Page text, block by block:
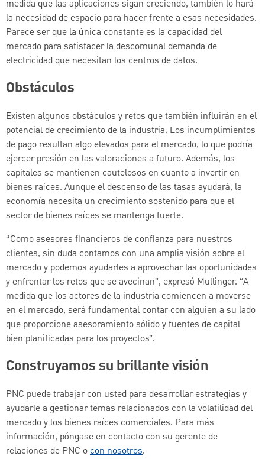
medida que las aplicaciones sigan creciendo, también lo hará
la necesidad de espacio para hacer frente a esas necesidades.
Parece ser que la única constante es la capacidad del
mercado para satisfacer la descomunal demanda de
electricidad que necesitan los centros de datos.
Obstáculos
Existen algunos obstáculos y retos que también influirán en el
potencial de crecimiento de la industria. Los incumplimientos
de pago resultan algo elevados para el mercado, lo que podría
ejercer presión en las valoraciones a futuro. Además, los
capitales se mantienen cautelosos en cuanto a invertir en
bienes raíces. Aunque el descenso de las tasas ayudará, la
economía necesita un crecimiento sostenido para que el
sector de bienes raíces se mantenga fuerte.
“Como asesores financieros de confianza para nuestros
clientes, sin duda contamos con una amplia visión sobre el
mercado y podemos ayudarles a aprovechar las oportunidades
y enfrentar los retos que se avecinan”, expresó Mullinger. “A
medida que los actores de la industria comiencen a moverse
en el mercado, será fundamental contar con alguien a su lado
que proporcione asesoramiento sólido y fuentes de capital
bien planificadas para los proyectos”.
Construyamos su brillante visión
PNC puede trabajar con usted para desarrollar estrategias y
ayudarle a gestionar temas relacionados con la volatilidad del
mercado y los bienes raíces comerciales. Para más
información, póngase en contacto con su gerente de
relaciones de PNC ocon nosotros.